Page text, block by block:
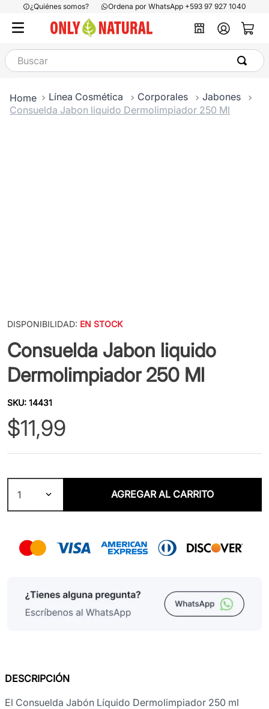
¿Quiénes somos? Ordena por WhatsApp +593 97 927 1040
Buscar
Línea Cosmética Corporales
Jabones
Consuelda Jabon liquido Dermolimpiador 250 Ml
DISPONIBILIDAD: EN STOCK
Consuelda Jabon liquido
Dermolimpiador 250 Ml
SKU:14431
$11,99
1 AGREGAR AL CARRITO
DESCRIPCIÓN
El Consuelda Jabón Líquido Dermolimpiador 250 ml